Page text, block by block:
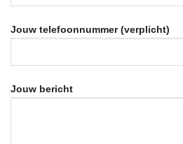
Jouw telefoonnummer (verplicht)
Jouw bericht